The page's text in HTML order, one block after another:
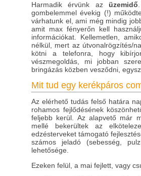
Harmadik érvünk az üzemidő
gombelemmel évekig (!)
várhatunk el, ami még mindig
amit max fényerőn kell
információkat. Kellemetlen,
nélkül, mert az útvonalrögzítés/
kötni a telefonra, hogy
vészmegoldás, mi jobban
bringázás közben vesződni,
Mit tud egy kerékpáros
Az elérhető tudás felső határa
rohamos fejlődésének
feljebb kerül. Az alapvető már
mellé bekerültek az
edzésterveket támogató
számos jeladó (sebesség,
lehetősége.
Ezeken felül, a mai fejlett, vagy